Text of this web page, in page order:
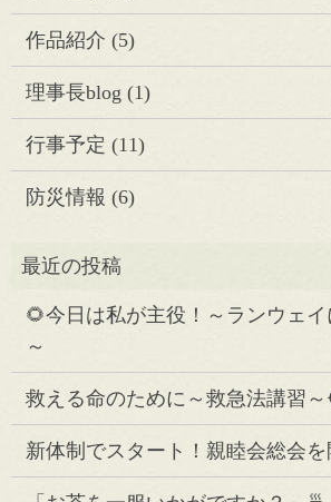
作品紹介 (5)
理事長blog (1)
行事予定 (11)
防災情報 (6)
🌻今日は私が主役！～ランウェ
～
救える命のために～救急法講習
新体制でスタート！親睦会総会